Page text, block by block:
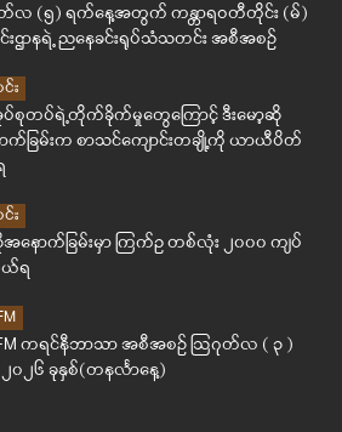
(၅) ရက်နေ့အတွက် ကန္တာရဝတီတိုင်း (မ်)
ဌာနရဲ့ ညနေခင်းရုပ်သံသတင်း အစီအစဉ်
း
စုတပ်ရဲ့တိုက်ခိုက်မှုတွေကြောင့် ဒီးမော့ဆို
က်ခြမ်းက စာသင်ကျောင်းတချို့ကို ယာယီပိတ်
း
နောက်ခြမ်းမှာ ကြက်ဥ တစ်လုံး ၂၀၀၀ ကျပ်
ယ်ရ
ကရင်နီဘာသာ အစီအစဉ် ဩဂုတ်လ ( ၃ )
၀၂၆ ခုနှစ်(တနင်္လာနေ့)